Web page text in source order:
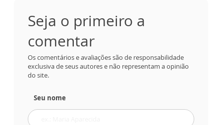
Seja o primeiro a
comentar
Os comentários e avaliações são de responsabilidade
exclusiva de seus autores e não representam a opinião
do site.
Seu nome